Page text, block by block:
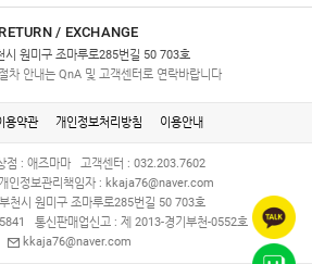
RETURN / EXCHANGE
시 원미구 조마루로285번길 50 703호
차 안내는 QnA 및 고객센터로 연락바랍니다
용약관 개인정보처리방침 이용안내
점 : 애즈마마
고객센터 : 032.203.7602
개인정보관리책임자 : kkaja76@naver.com
천시 원미구 조마루로285번길 50 703호
통신판매업신고 : 제 2013-경기부천-0552호
kkaja76@naver.com